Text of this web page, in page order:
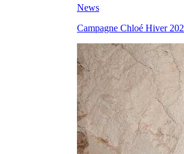
News
Campagne Chloé Hiver